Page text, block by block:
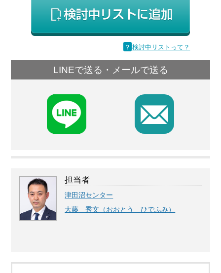
？ 検討中リストって？
LINEで送る・メールで送る
F
担当者
津田沼センター
大藤 秀文（おおとう ひでふみ）